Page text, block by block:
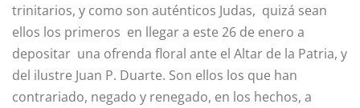
trinita­rios, y como son auténticos Judas, quizá sean
ellos los primeros en llegar a este 26 de enero a
depositar una ofrenda floral ante el Altar de la Patria, y
del ilustre Juan P. Duarte. Son ellos los que han
contrariado, negado y renegado, en los hechos, a